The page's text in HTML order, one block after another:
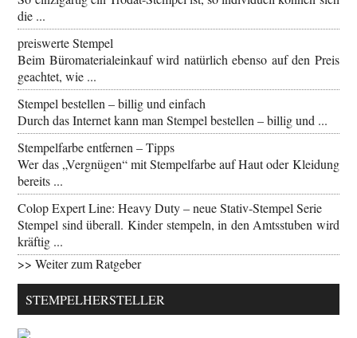
die ...
preiswerte Stempel
Beim Büromaterialeinkauf wird natürlich ebenso auf den Preis
geachtet, wie ...
Stempel bestellen – billig und einfach
Durch das Internet kann man Stempel bestellen – billig und ...
Stempelfarbe entfernen – Tipps
Wer das „Vergnügen“ mit Stempelfarbe auf Haut oder Kleidung
bereits ...
Colop Expert Line: Heavy Duty – neue Stativ-Stempel Serie
Stempel sind überall. Kinder stempeln, in den Amtsstuben wird
kräftig ...
>> Weiter zum Ratgeber
STEMPELHERSTELLER